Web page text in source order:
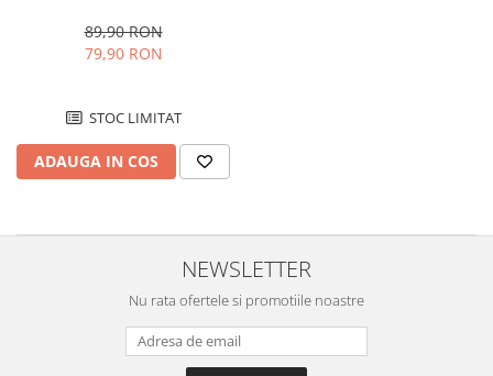
Auto-curatare, Capacitate
380ml, 4 Lame 3D, Putere
89,90 RON
79,90 RON
STOC LIMITAT
ADAUGA IN COS
NEWSLETTER
Nu rata ofertele si promotiile noastre